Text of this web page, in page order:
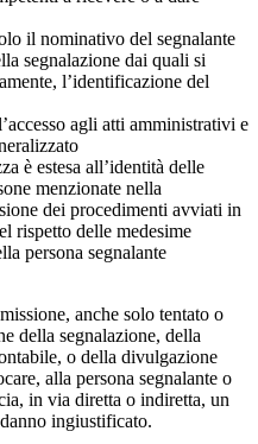
il nominativo del segnalante
segnalazione dai quali si
l’identificazione del
agli atti amministrativi e
è estesa all’identità delle
menzionate nella
dei procedimenti avviati in
rispetto delle medesime
persona segnalante
anche solo tentato o
della segnalazione, della
o della divulgazione
alla persona segnalante o
in via diretta o indiretta, un
ingiustificato.